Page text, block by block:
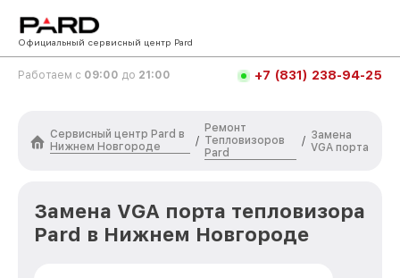
Официальный сервисный центр Pard
Работаем с 09:00 до 21:00 +7 (831) 238-94-25
Сервисный центр Pard в
Нижнем Новгороде
/
Ремонт
Тепловизоров
Pard
/ Замена
VGA порта
Замена VGA порта тепловизора
Pard в Нижнем Новгороде